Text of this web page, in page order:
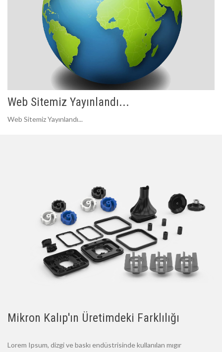
Web Sitemiz Yayınlandı...
Web Sitemiz Yayınlandı...
Mikron Kalıp'ın Üretimdeki Farklılığı
Lorem Ipsum, dizgi ve baskı endüstrisinde kullanılan mıgır